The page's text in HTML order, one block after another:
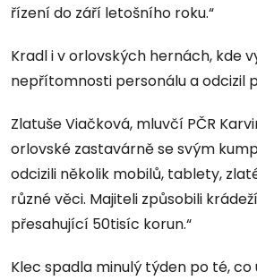
řízení do září letošního roku.“
Kradl i v orlovských hernách, kde
nepřítomnosti personálu a odcizil
Zlatuše Viačková, mluvčí PČR
orlovské zastavárně se svým
odcizili několik mobilů, tablety,
různé věci. Majiteli způsobili
přesahující 50tisíc korun.“
Klec spadla minulý týden po té, co